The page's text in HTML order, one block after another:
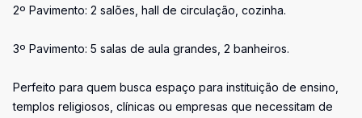
2º Pavimento: 2 salões, hall de circulação, cozinha.
3º Pavimento: 5 salas de aula grandes, 2 banheiros.
Perfeito para quem busca espaço para instituição de ensino,
templos religiosos, clínicas ou empresas que necessitam de